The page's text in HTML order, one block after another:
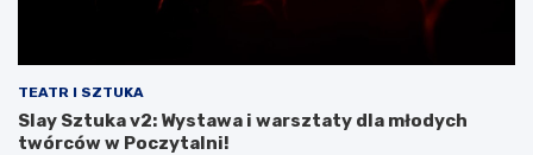
TEATR I SZTUKA
Slay Sztuka v2: Wystawa i warsztaty dla młodych
twórców w Poczytalni!